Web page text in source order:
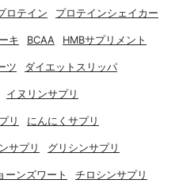
ロテイン プロテインシェイカー
キ BCAA HMBサプリメント
ツ ダイエットスリッパ
イヌリンサプリ
リ にんにくサプリ
サプリ グリシンサプリ
ーンズワート チロシンサプリ